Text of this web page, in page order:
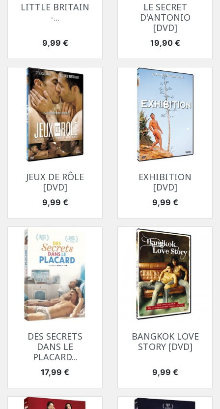
LITTLE BRITAIN
-...
Prix
9,99 €
LE SECRET
D'ANTONIO
[DVD]
Prix
19,90 €
JEUX DE RÔLE
[DVD]
Prix
9,99 €
EXHIBITION
[DVD]
Prix
9,99 €
DES SECRETS
DANS LE
PLACARD...
Prix
17,99 €
BANGKOK LOVE
STORY [DVD]
Prix
9,99 €